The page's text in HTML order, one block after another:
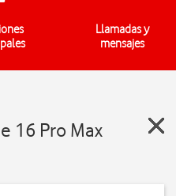
Llamadas y
mensajes
16 Pro Max